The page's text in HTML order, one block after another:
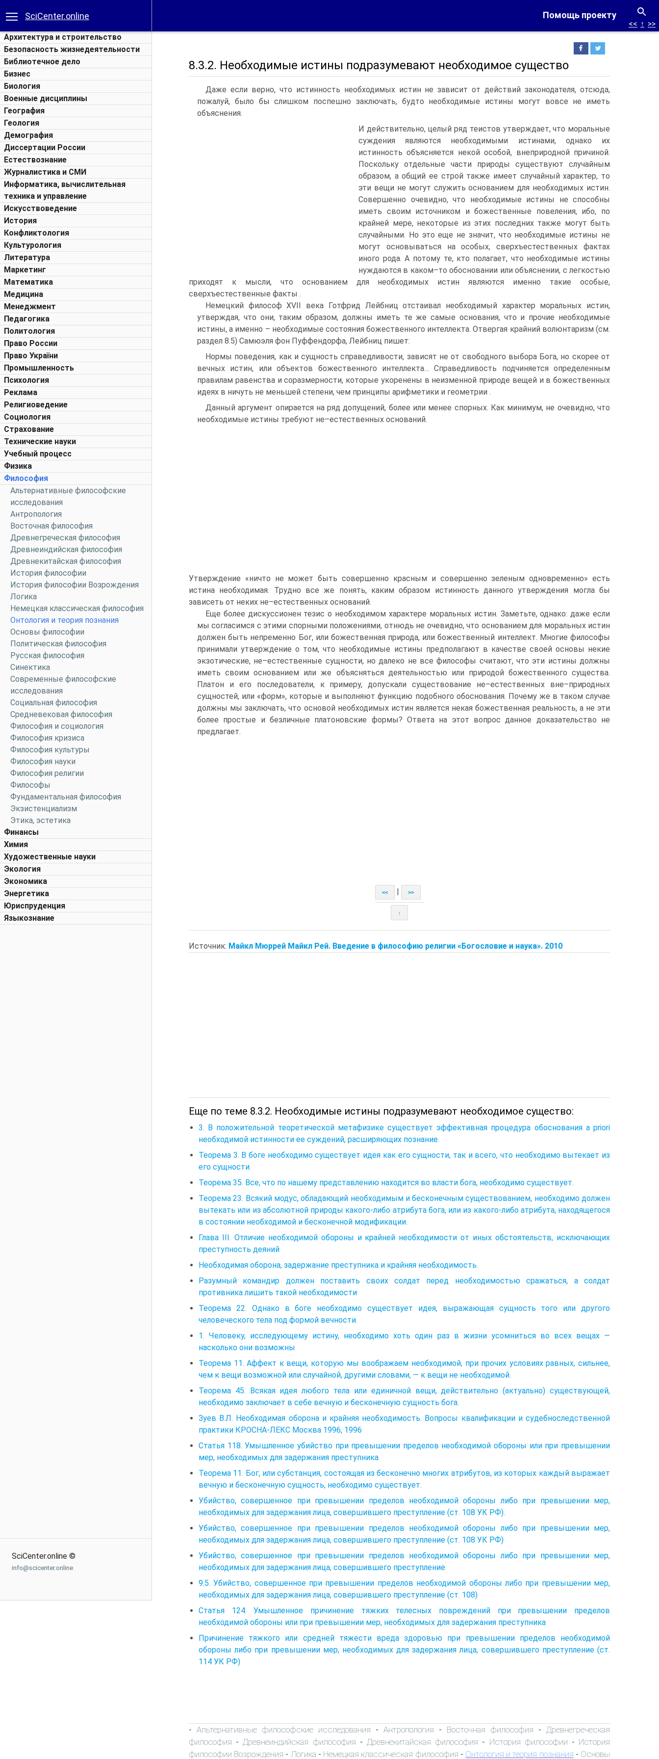
Помощь проекту
SciCenter.online
Архитектура и строительство
Безопасность жизнедеятельности
Библиотечное дело
Бизнес
Биология
Военные дисциплины
География
Геология
Демография
Диссертации России
Естествознание
Журналистика и СМИ
Информатика, вычислительная
техника и управление
Искусствоведение
История
Конфликтология
Культурология
Литература
Маркетинг
Математика
Медицина
Менеджмент
Педагогика
Политология
Право России
Право України
Промышленность
Психология
Реклама
Религиоведение
Социология
Страхование
Технические науки
Учебный процесс
Физика
Философия
Альтернативные философские
исследования
Антропология
Восточная философия
Древнегреческая философия
Древнеиндийская философия
Древнекитайская философия
История философии
История философии Возрождения
Логика
Немецкая классическая философия
Онтология и теория познания
Основы философии
Политическая философия
Русская философия
Синектика
Современные философские
исследования
Социальная философия
Средневековая философия
Философия и социология
Философия кризиса
Философия культуры
Философия науки
Философия религии
Философы
Фундаментальная философия
Экзистенциализм
Этика, эстетика
Финансы
Химия
Художественные науки
Экология
Экономика
Энергетика
Юриспруденция
Языкознание
SciCenter.online ©
info@scicenter.online
<< ↑ >>
8.3.2. Необходимые истины подразумевают необходимое существо
Даже если верно, что истинность необходимых истин не зависит от действий законодателя, отсюда,
пожалуй, было бы слишком поспешно заключать, будто необходимые истины могут вовсе не иметь
объяснения.
И действительно, целый ряд теистов утверждает, что моральные
суждения являются необходимыми истинами, однако их
истинность объясняется некой особой, внеприродной причиной.
Поскольку отдельные части природы существуют случайным
образом, а общий ее строй также имеет случайный характер, то
эти вещи не могут служить основанием для необходимых истин.
Совершенно очевидно, что необходимые истины не способны
иметь своим источником и божественные повеления, ибо, по
крайней мере, некоторые из этих последних также могут быть
случайными. Но это еще не значит, что необходимые истины не
могут основываться на особых, сверхъестественных фактах
иного рода. А потому те, кто полагает, что необходимые истины
нуждаются в каком–то обосновании или объяснении, с легкостью
приходят к мысли, что основанием для необходимых истин являются именно такие особые,
сверхъестественные факты .
Немецкий философ XVII века Готфрид Лейбниц отстаивал необходимый характер моральных истин,
утверждая, что они, таким образом, должны иметь те же самые основания, что и прочие необходимые
истины, а именно – необходимые состояния божественного интеллекта. Отвергая крайний волюнтаризм (см.
раздел 8.5) Самюэля фон Пуффендорфа, Лейбниц пишет:
Нормы поведения, как и сущность справедливости, зависят не от свободного выбора Бога, но скорее от
вечных истин, или объектов божественного интеллекта… Справедливость подчиняется определенным
правилам равенства и соразмерности, которые укоренены в неизменной природе вещей и в божественных
идеях в ничуть не меньшей степени, чем принципы арифметики и геометрии .
Данный аргумент опирается на ряд допущений, более или менее спорных. Как минимум, не очевидно, что
необходимые истины требуют не–естественных оснований.
Утверждение «ничто не может быть совершенно красным и совершенно зеленым одновременно» есть
истина необходимая. Трудно все же понять, каким образом истинность данного утверждения могла бы
зависеть от неких не–естественных оснований.
Еще более дискуссионен тезис о необходимом характере моральных истин. Заметьте, однако: даже если
мы согласимся с этими спорными положениями, отнюдь не очевидно, что основанием для моральных истин
должен быть непременно Бог, или божественная природа, или божественный интеллект. Многие философы
принимали утверждение о том, что необходимые истины предполагают в качестве своей основы некие
экзотические, не–естественные сущности, но далеко не все философы считают, что эти истины должны
иметь своим основанием или же объясняться деятельностью или природой божественного существа.
Платон и его последователи, к примеру, допускали существование не–естественных вне–природных
сущностей, или «форм», которые и выполняют функцию подобного обоснования. Почему же в таком случае
должны мы заключать, что основой необходимых истин является некая божественная реальность, а не эти
более простые и безличные платоновские формы? Ответа на этот вопрос данное доказательство не
предлагает.
<< >>
↑
Источник: Майкл Мюррей Майкл Рей. Введение в философию религии «Богословие и наука». 2010
Еще по теме 8.3.2. Необходимые истины подразумевают необходимое существо:
3. В положительной теоретической метафизике существует эффективная процедура обоснования a priori
необходимой истинности ее суждений, расширяющих познание.
Теорема 3. В боге необходимо существует идея как его сущности, так и всего, что необходимо вытекает из
его сущности.
Теорема 35. Все, что по нашему представлению находится во власти бога, необходимо существует.
Теорема 23. Всякий модус, обладающий необходимым и бесконечным существованием, необходимо должен
вытекать или из абсолютной природы какого-либо атрибута бога, или из какого-либо атрибута, находящегося
в состоянии необходимой и бесконечной модификации.
Глава III. Отличие необходимой обороны и крайней необходимости от иных обстоятельств, исключающих
преступность деяний
Необходимая оборона, задержание преступника и крайняя необходимость.
Разумный командир должен поставить своих солдат перед необходимостью сражаться, а солдат
противника лишить такой необходимости
Теорема 22. Однако в боге необходимо существует идея, выражающая сущность того или другого
человеческого тела под формой вечности.
1. Человеку, исследующему истину, необходимо хоть один раз в жизни усомниться во всех вещах —
насколько они возможны
Теорема 11. Аффект к вещи, которую мы воображаем необходимой, при прочих условиях равных, сильнее,
чем к вещи возможной или случайной, другими словами, — к вещи не необходимой.
Теорема 45. Всякая идея любого тела или единичной вещи, действительно (актуально) существующей,
необходимо заключает в себе вечную и бесконечную сущность бога.
Зуев В.Л. Необходимая оборона и крайняя необходимость. Вопросы квалификации и судебноследственной
практики КРОСНА-ЛЕКС Москва 1996, 1996
Статья 118. Умышленное убийство при превышении пределов необходимой обороны или при превышении
мер, необходимых для задержания преступника
Теорема 11. Бог, или субстанция, состоящая из бесконечно многих атрибутов, из которых каждый выражает
вечную и бесконечную сущность, необходимо существует.
Убийство, совершенное при превышении пределов необходимой обороны либо при превышении мер,
необходимых для задержания лица, совершившего преступление (ст. 108 УК РФ).
Убийство, совершенное при превышении пределов необходимой обороны либо при превышении мер,
необходимых для задержания лица, совершившего преступление (ст. 108 УК РФ)
Убийство, совершенное при превышении пределов необходимой обороны либо при превышении мер,
необходимых для задержания лица, совершившего преступление
9.5. Убийство, совершенное при превышении пределов необходимой обороны либо при превышении мер,
необходимых для задержания лица, совершившего преступление (ст. 108)
Статья 124. Умышленное причинение тяжких телесных повреждений при превышении пределов
необходимой обороны или при превышении мер, необходимых для задержания преступника
Причинение тяжкого или средней тяжести вреда здоровью при превышении пределов необходимой
обороны либо при превышении мер, необходимых для задержания лица, совершившего преступление (ст.
114 УК РФ)
- Альтернативные философские исследования - Антропология - Восточная философия - Древнегреческая
философия - Древнеиндийская философия - Древнекитайская философия - История философии - История
философии Возрождения - Логика - Немецкая классическая философия - Онтология и теория познания - Основы